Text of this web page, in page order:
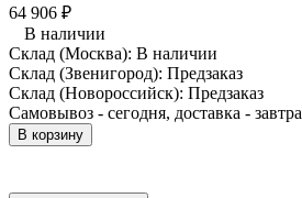
64 906 ₽
В наличии
Склад (Москва): В наличии
Склад (Звенигород): Предзаказ
Склад (Новороссийск): Предзаказ
Самовывоз - сегодня, доставка - завтра
В корзину